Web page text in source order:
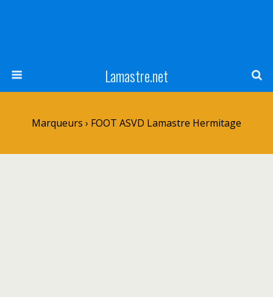
Lamastre.net
Marqueurs › FOOT ASVD Lamastre Hermitage